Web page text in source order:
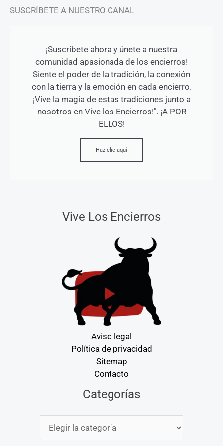
SUSCRÍBETE A NUESTRO CANAL
¡Suscríbete ahora y únete a nuestra
comunidad apasionada de los encierros!
Siente el poder de la tradición, la conexión
con la tierra y la emoción en cada encierro.
¡Vive la magia de estas tradiciones junto a
nosotros en Vive los Encierros!". ¡A POR
ELLOS!
Haz clic aquí
Vive Los Encierros
Aviso legal
Política de privacidad
Sitemap
Contacto
Categorías